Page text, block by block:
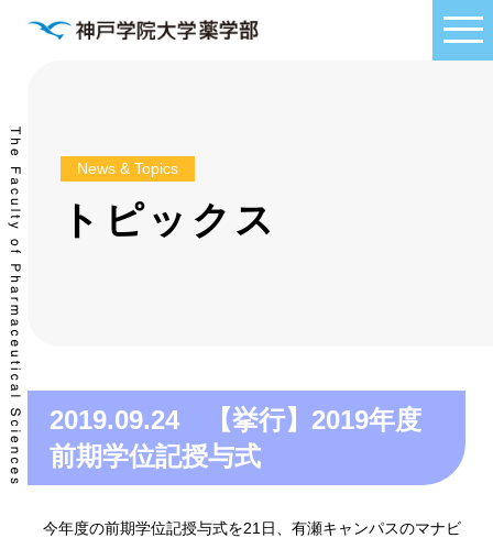
News & Topics
トピックス
2019.09.24 【挙行】2019年度
前期学位記授与式
今年度の前期学位記授与式を21日、有瀬キャンパスのマナビ